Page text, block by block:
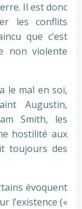
Il est donc
les conflits
que c’est
non violente
le mal en soi,
Augustin,
Smith, les
hostilité aux
toujours des
évoquent
l’existence («